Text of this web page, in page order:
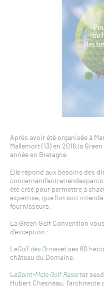
Après avoir été organisée à
Mallemort (13) en 2016,la
année en Bretagne.
Elle répond aux besoins des
été créé pour permettre à
expertise, que l’on soit
fournisseurs.
La Green Golf Convention
d’exception :
LeGolf des Ormeset ses 60
château du Domaine.
LeSaint-Malo Golf Resortet
Hubert Chesneau, l’architecte